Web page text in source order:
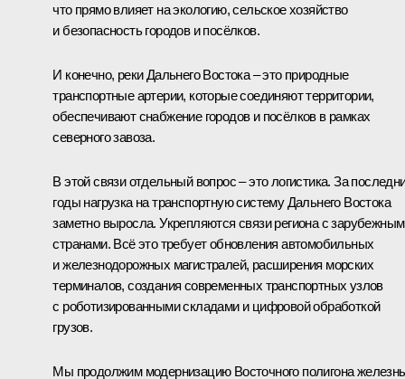
что прямо влияет на экологию, сельское хозяйство
и безопасность городов и посёлков.
И конечно, реки Дальнего Востока – это природные
транспортные артерии, которые соединяют территории,
обеспечивают снабжение городов и посёлков в рамках
северного завоза.
В этой связи отдельный вопрос – это логистика. За
годы нагрузка на транспортную систему Дальнего Востока
заметно выросла. Укрепляются связи региона с
странами. Всё это требует обновления автомобильных
и железнодорожных магистралей, расширения морских
терминалов, создания современных транспортных узлов
с роботизированными складами и цифровой обработкой
грузов.
Мы продолжим модернизацию Восточного полигона